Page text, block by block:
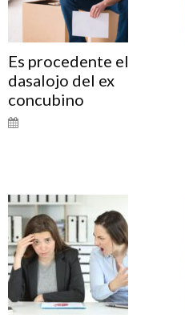
Es procedente el
dasalojo del ex
concubino